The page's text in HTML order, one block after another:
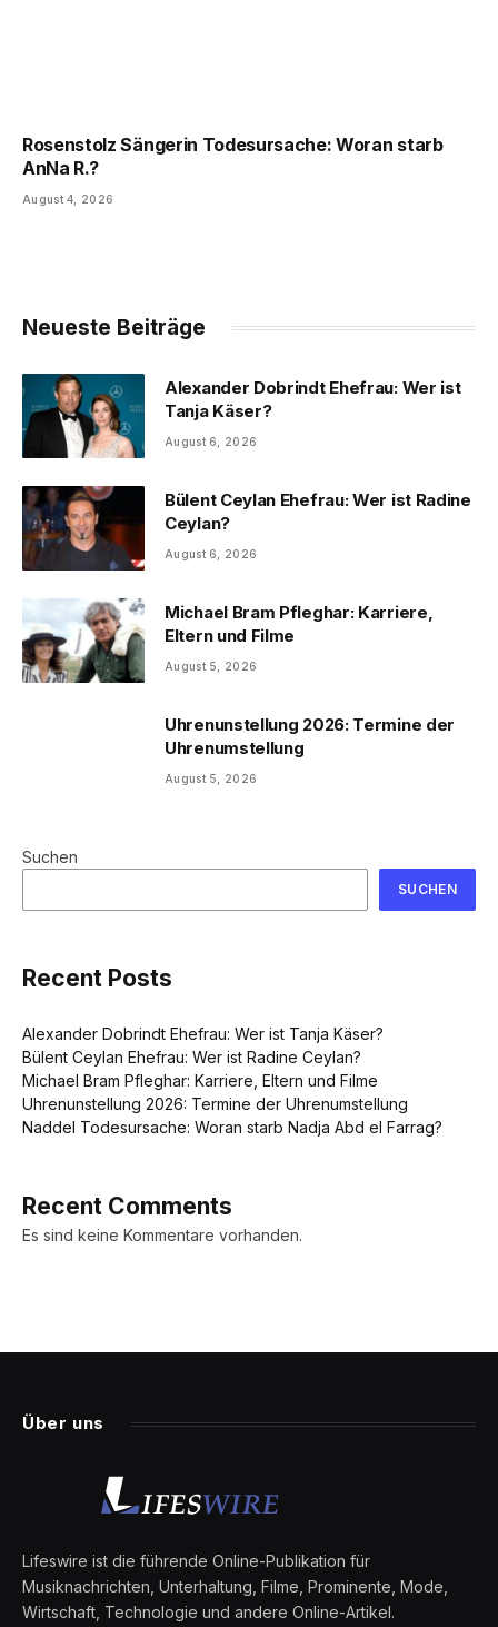
Rosenstolz Sängerin Todesursache: Woran starb
AnNa R.?
August 4, 2026
Neueste Beiträge
Alexander Dobrindt Ehefrau: Wer ist
Tanja Käser?
August 6, 2026
Bülent Ceylan Ehefrau: Wer ist Radine
Ceylan?
August 6, 2026
Michael Bram Pfleghar: Karriere,
Eltern und Filme
August 5, 2026
Uhrenunstellung 2026: Termine der
Uhrenumstellung
August 5, 2026
Suchen
SUCHEN
Recent Posts
Alexander Dobrindt Ehefrau: Wer ist Tanja Käser?
Bülent Ceylan Ehefrau: Wer ist Radine Ceylan?
Michael Bram Pfleghar: Karriere, Eltern und Filme
Uhrenunstellung 2026: Termine der Uhrenumstellung
Naddel Todesursache: Woran starb Nadja Abd el Farrag?
Recent Comments
Es sind keine Kommentare vorhanden.
Über uns
Lifeswire ist die führende Online-Publikation für
Musiknachrichten, Unterhaltung, Filme, Prominente, Mode,
Wirtschaft, Technologie und andere Online-Artikel.